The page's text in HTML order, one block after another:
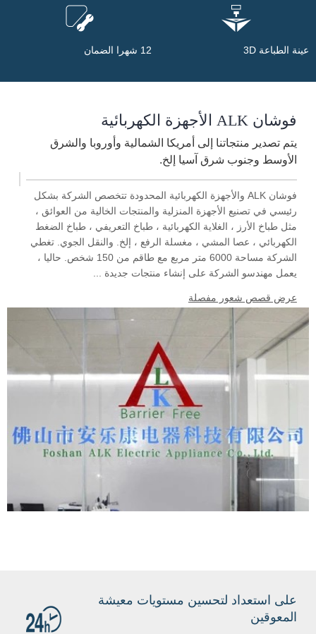
عينة الطباعة 3D 12 شهرا الضمان
فوشان ALK الأجهزة الكهربائية
يتم تصدير منتجاتنا إلى أمريكا الشمالية وأوروبا والشرق
الأوسط وجنوب شرق آسيا إلخ.
فوشان ALK والأجهزة الكهربائية المحدودة تتخصص الشركة بشكل
رئيسي في تصنيع الأجهزة المنزلية والمنتجات الخالية من العوائق ،
مثل طباخ الأرز ، الغلاية الكهربائية ، طباخ التعريفي ، طباخ الضغط
الكهربائي ، عصا المشي ، مغسلة الرفع ، إلخ. والنقل الجوي. تغطي
الشركة مساحة 6000 متر مربع مع طاقم من 150 شخص. حاليا ،
يعمل مهندسو الشركة على إنشاء منتجات جديدة ...
عرض قصص شعور مفصلة
على استعداد لتحسين مستويات معيشة
المعوقين